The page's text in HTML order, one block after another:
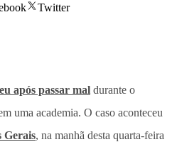
Twitter
após passar mal durante o
uma academia. O caso aconteceu
Gerais, na manhã desta quarta-feira